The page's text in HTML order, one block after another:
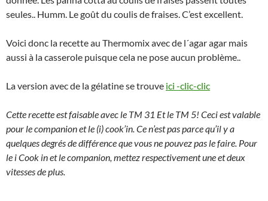
seules.. Humm. Le goût du coulis de fraises. C’est excellent.
Voici donc la recette au Thermomix avec de l´agar agar mais
aussi à la casserole puisque cela ne pose aucun problème..
La version avec de la gélatine se trouve ici -clic-clic
Cette recette est faisable avec le TM 31 Et le TM 5! Ceci est valable
pour le companion et le (i) cook’in. Ce n’est pas parce qu’il y a
quelques degrés de différence que vous ne pouvez pas le faire. Pour
le i Cook in et le companion, mettez respectivement une et deux
vitesses de plus.